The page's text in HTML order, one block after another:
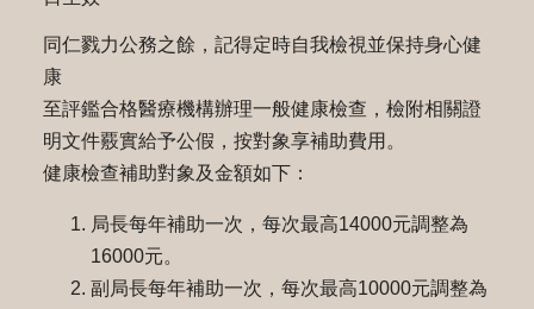
同仁戮力公務之餘，記得定時自我檢視並保持身心健
康
至評鑑合格醫療機構辦理一般健康檢查，檢附相關證
明文件覈實給予公假，按對象享補助費用。
健康檢查補助對象及金額如下：
局長每年補助一次，每次最高14000元調整為
16000元。
副局長每年補助一次，每次最高10000元調整為